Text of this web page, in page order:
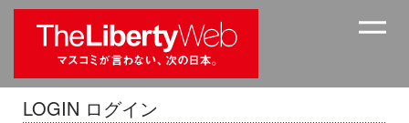
LOGIN ログイン